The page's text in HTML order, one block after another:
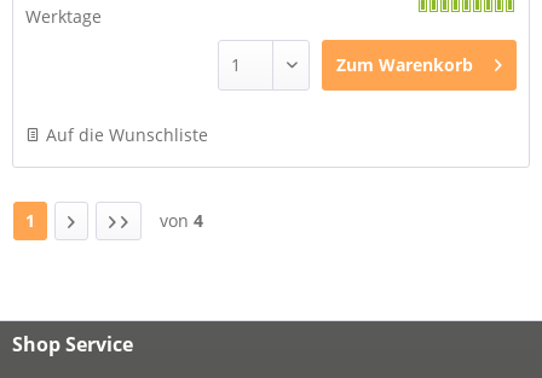
Werktage
Zum Warenkorb
Auf die Wunschliste
1 von 4
Shop Service